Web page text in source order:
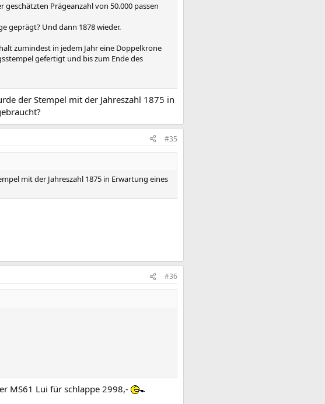
Prägeanzahl von 50.000 passen
geprägt? Und dann 1878 wieder.
zumindest in jedem Jahr eine Doppelkrone
gefertigt und bis zum Ende des
der Stempel mit der Jahreszahl 1875 in
#35
mit der Jahreszahl 1875 in Erwartung eines
#36
MS61 Lui für schlappe 2998,-